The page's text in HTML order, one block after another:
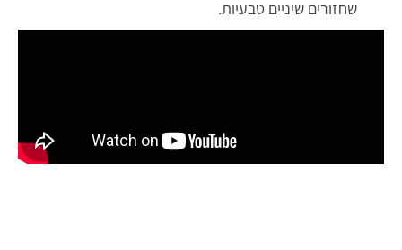
שחזורים שיניים טבעיות.